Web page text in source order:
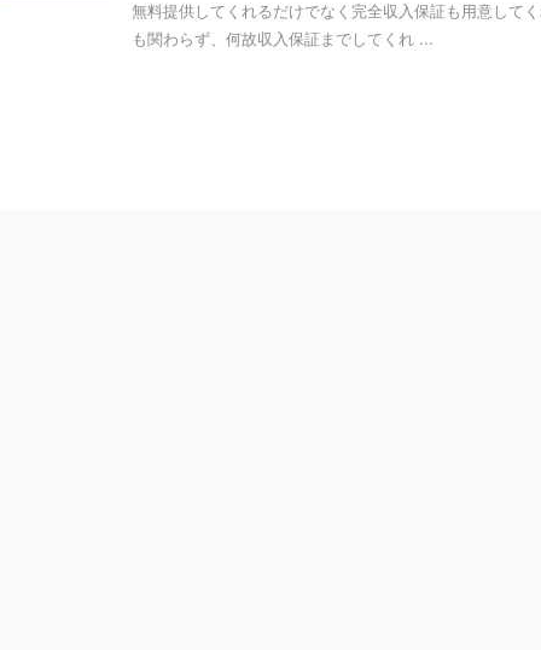
無料提供してくれるだけでなく完全収入保証も用意して
も関わらず、何故収入保証までしてくれ ...